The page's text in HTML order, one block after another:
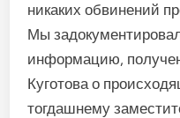
никаких обвинений
Мы
информацию,
Куготова о
тогдашнему